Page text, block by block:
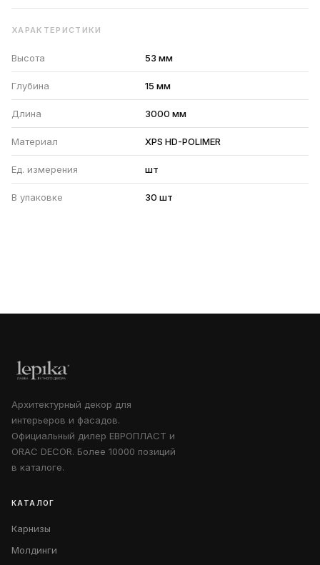
ХАРАКТЕРИСТИКИ
Высота 53 мм
Глубина 15 мм
Длина 3000 мм
Материал XPS HD-POLIMER
Ед. измерения шт
В упаковке 30 шт
Архитектурный декор для
интерьеров и фасадов.
Официальный дилер ЕВРОПЛАСТ и
ORAC DECOR. Более 10000 позиций
в каталоге.
КАТАЛОГ
Карнизы
Молдинги